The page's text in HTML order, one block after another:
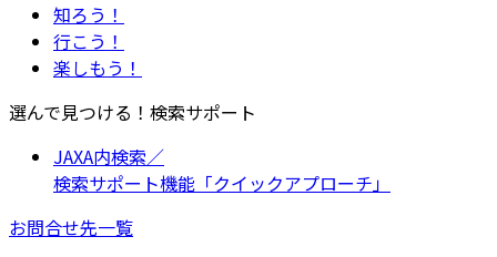
知ろう！
行こう！
楽しもう！
選んで見つける！検索サポート
JAXA内検索／
検索サポート機能「クイックアプローチ」
お問合せ先一覧